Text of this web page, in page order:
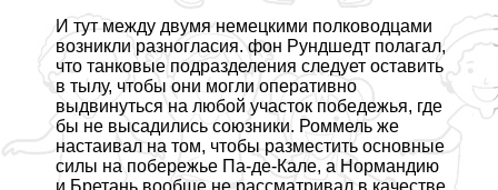
И тут между двумя немецкими полководцами
возникли разногласия. фон Рундшедт полагал,
что танковые подразделения следует оставить
в тылу, чтобы они могли оперативно
выдвинуться на любой участок победежья, где
бы не высадились союзники. Роммель же
настаивал на том, чтобы разместить основные
силы на побережье Па-де-Кале, а Нормaндию